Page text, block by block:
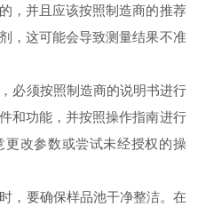
，并且应该按照制造商的推荐
，这可能会导致测量结果不准
须按照制造商的说明书进行
和功能，并按照操作指南进行
改参数或尝试未经授权的操
要确保样品池干净整洁。在